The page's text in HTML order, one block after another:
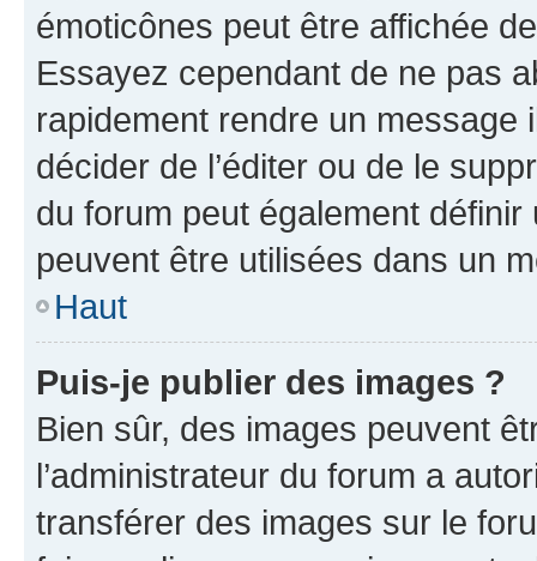
émoticônes peut être affichée
Essayez cependant de ne pas
rapidement rendre un message
décider de l’éditer ou de le
du forum peut également définir
peuvent être utilisées dans un
Haut
Puis-je publier des images ?
Bien sûr, des images peuvent
l’administrateur du forum a
transférer des images sur le